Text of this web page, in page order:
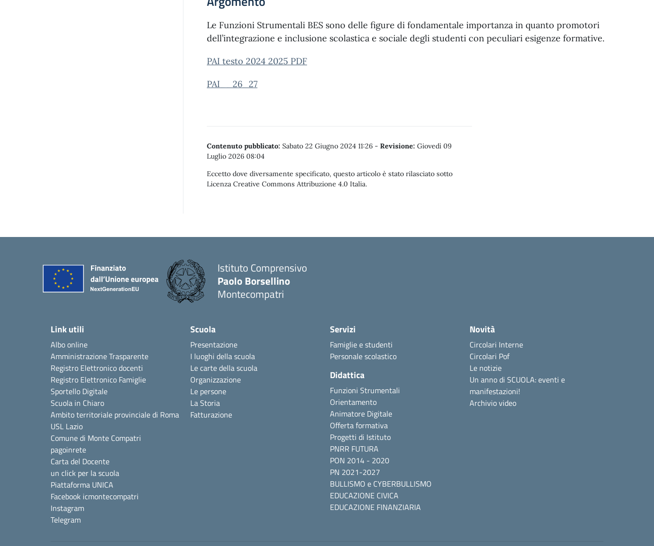
Le Funzioni Strumentali BES sono delle figure di fondamentale importanza in quanto promotori
dell’integrazione e inclusione scolastica e sociale degli studenti con peculiari esigenze formative.
PAI testo 2024 2025 PDF
PAI__26_27
Contenuto pubblicato: Sabato 22 Giugno 2024 11:26 - Revisione: Giovedì 09
Luglio 2026 08:04
Eccetto dove diversamente specificato, questo articolo è stato rilasciato sotto
Licenza Creative Commons Attribuzione 4.0 Italia.
Istituto Comprensivo
Paolo Borsellino
Montecompatri
Link utili
Albo online
Amministrazione Trasparente
Registro Elettronico docenti
Registro Elettronico Famiglie
Sportello Digitale
Scuola in Chiaro
Ambito territoriale provinciale di Roma
USL Lazio
Comune di Monte Compatri
pagoinrete
Carta del Docente
un click per la scuola
Piattaforma UNICA
Facebook icmontecompatri
Instagram
Telegram
Scuola
Presentazione
I luoghi della scuola
Le carte della scuola
Organizzazione
Le persone
La Storia
Fatturazione
Servizi
Famiglie e studenti
Personale scolastico
Didattica
Funzioni Strumentali
Orientamento
Animatore Digitale
Offerta formativa
Progetti di Istituto
PNRR FUTURA
PON 2014 - 2020
PN 2021-2027
BULLISMO e CYBERBULLISMO
EDUCAZIONE CIVICA
EDUCAZIONE FINANZIARIA
Novità
Circolari Interne
Circolari Pof
Le notizie
Un anno di SCUOLA: eventi e
manifestazioni!
Archivio video